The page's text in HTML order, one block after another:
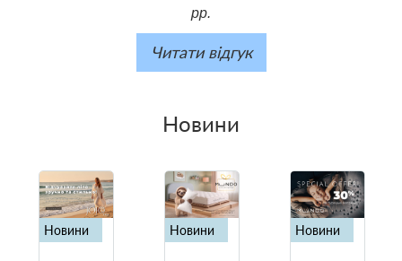
рр.
Читати відгук
Новини
Новини Новини Новини